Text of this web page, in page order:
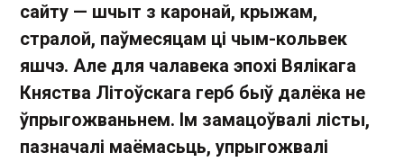
сайту — шчыт з каронай, крыжам,
стралой, паўмесяцам ці чым-кольвек
яшчэ. Але для чалавека эпохі Вялікага
Княства Літоўскага герб быў далёка не
ўпрыгожваньнем. Ім замацоўвалі лісты,
пазначалі маёмасьць, упрыгожвалі